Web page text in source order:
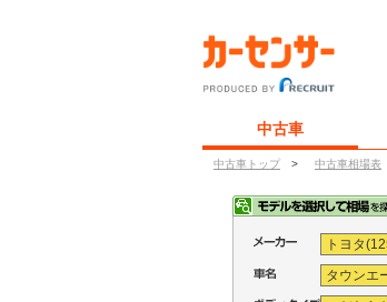
中古車
中古車トップ > 中古車相場表